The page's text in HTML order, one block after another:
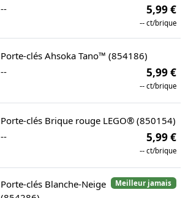
--
5,99 €
-- ct/brique
Porte-clés Ahsoka Tano™ (854186)
--
5,99 €
-- ct/brique
Porte-clés Brique rouge LEGO® (850154)
--
5,99 €
-- ct/brique
Meilleur jamais
Porte-clés Blanche-Neige